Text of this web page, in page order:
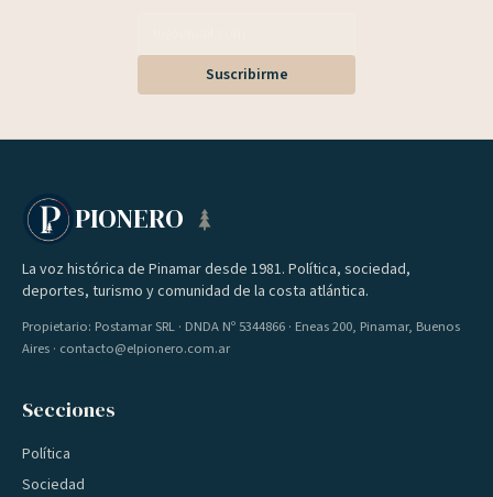
Suscribirme
PIONERO
La voz histórica de Pinamar desde 1981. Política, sociedad,
deportes, turismo y comunidad de la costa atlántica.
Propietario: Postamar SRL · DNDA Nº 5344866 · Eneas 200, Pinamar, Buenos
Aires · contacto@elpionero.com.ar
Secciones
Política
Sociedad